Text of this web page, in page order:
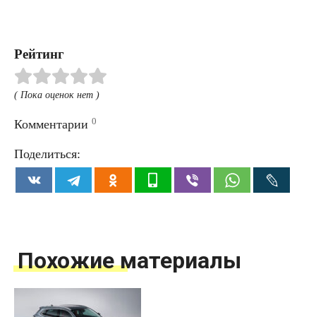
Рейтинг
( Пока оценок нет )
Комментарии 0
Поделиться:
Похожие материалы